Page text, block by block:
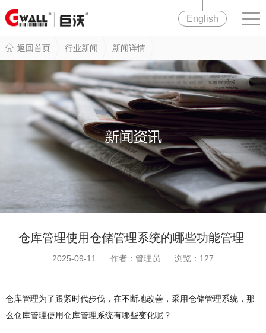
English
返回首页 行业新闻 新闻详情
仓库管理使用仓储管理系统的哪些功能管理
2025-09-11 作者：管理员 浏览： 127
仓库管理为了跟紧时代步伐，在不断地改善，采用仓储管理系统，那
么仓库管理使用仓库管理系统有哪些变化呢？